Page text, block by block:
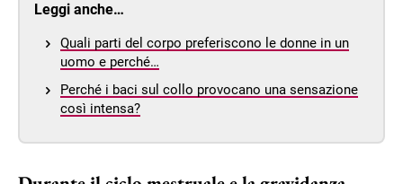
Leggi anche…
Quali parti del corpo preferiscono le donne in un
uomo e perché…
Perché i baci sul collo provocano una sensazione
così intensa?